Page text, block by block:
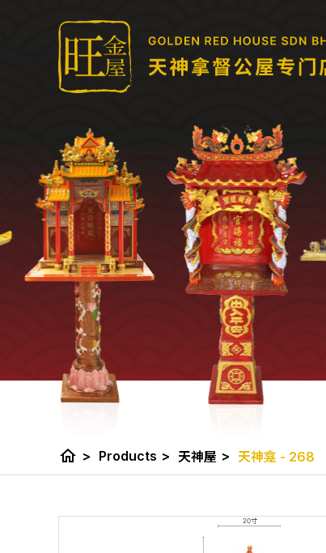
home > Products > 天神屋 > 天神龛 - 268